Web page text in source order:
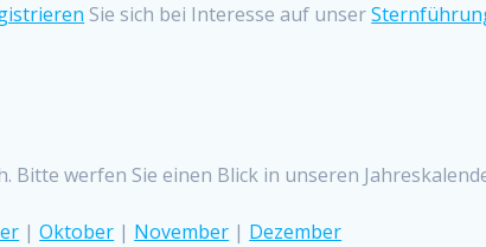
Sie sich bei Interesse auf unser
Bitte werfen Sie einen Blick in unseren
|Oktober | November | Dezember